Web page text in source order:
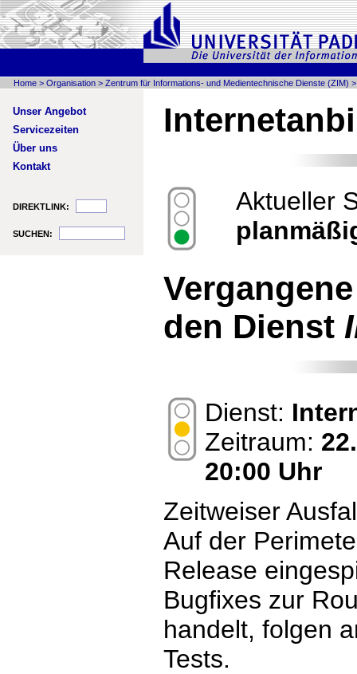
Home > Organisation > Zentrum für Informations- und Medientechnische Dienste (ZIM)
Unser Angebot
Servicezeiten
Über uns
Kontakt
DIREKTLINK:
SUCHEN:
Aktueller
den Dienst
Dienst:
Zeitraum:
20:00 Uhr
Zeitweiser
Auf der
Release
Bugfixes zur
handelt, folgen
Tests.